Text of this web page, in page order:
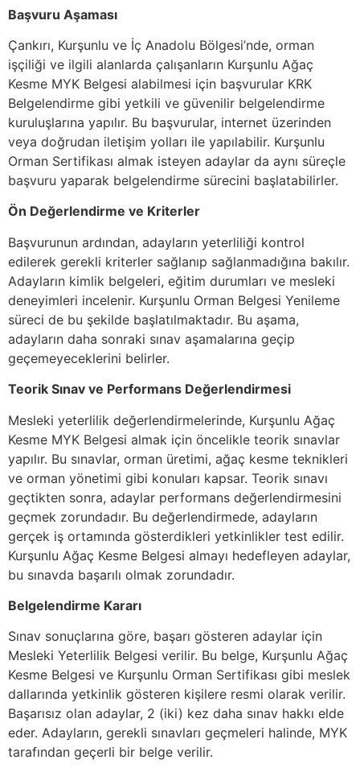
Başvuru Aşaması
Çankırı, Kurşunlu ve İç Anadolu Bölgesi’nde, orman
işçiliği ve ilgili alanlarda çalışanların Kurşunlu Ağaç
Kesme MYK Belgesi alabilmesi için başvurular KRK
Belgelendirme gibi yetkili ve güvenilir belgelendirme
kuruluşlarına yapılır. Bu başvurular, internet üzerinden
veya doğrudan iletişim yolları ile yapılabilir. Kurşunlu
Orman Sertifikası almak isteyen adaylar da aynı süreçle
başvuru yaparak belgelendirme sürecini başlatabilirler.
Ön Değerlendirme ve Kriterler
Başvurunun ardından, adayların yeterliliği kontrol
edilerek gerekli kriterler sağlanıp sağlanmadığına bakılır.
Adayların kimlik belgeleri, eğitim durumları ve mesleki
deneyimleri incelenir. Kurşunlu Orman Belgesi Yenileme
süreci de bu şekilde başlatılmaktadır. Bu aşama,
adayların daha sonraki sınav aşamalarına geçip
geçemeyeceklerini belirler.
Teorik Sınav ve Performans Değerlendirmesi
Mesleki yeterlilik değerlendirmelerinde, Kurşunlu Ağaç
Kesme MYK Belgesi almak için öncelikle teorik sınavlar
yapılır. Bu sınavlar, orman üretimi, ağaç kesme teknikleri
ve orman yönetimi gibi konuları kapsar. Teorik sınavı
geçtikten sonra, adaylar performans değerlendirmesini
geçmek zorundadır. Bu değerlendirmede, adayların
gerçek iş ortamında gösterdikleri yetkinlikler test edilir.
Kurşunlu Ağaç Kesme Belgesi almayı hedefleyen adaylar,
bu sınavda başarılı olmak zorundadır.
Belgelendirme Kararı
Sınav sonuçlarına göre, başarı gösteren adaylar için
Mesleki Yeterlilik Belgesi verilir. Bu belge, Kurşunlu Ağaç
Kesme Belgesi ve Kurşunlu Orman Sertifikası gibi meslek
dallarında yetkinlik gösteren kişilere resmi olarak verilir.
Başarısız olan adaylar, 2 (iki) kez daha sınav hakkı elde
eder. Adayların, gerekli sınavları geçmeleri halinde, MYK
tarafından geçerli bir belge verilir.